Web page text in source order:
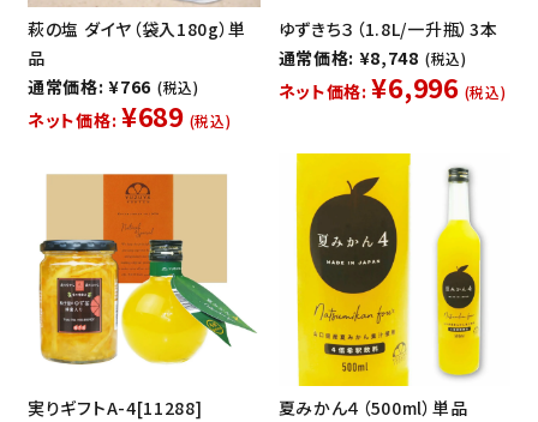
萩の塩 ダイヤ（袋入180g）単
品
通常価格: ¥766 (税込)
ネット価格: ¥689 (税込)
ゆずきち３（1.8L/一升瓶）3本
通常価格: ¥8,748 (税込)
ネット価格: ¥6,996 (税込)
実りギフトA-4[11288]
夏みかん４（500ml）単品